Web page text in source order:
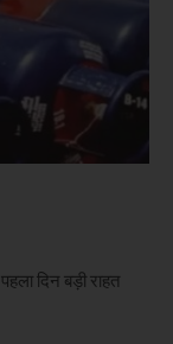
दिन बड़ी राहत